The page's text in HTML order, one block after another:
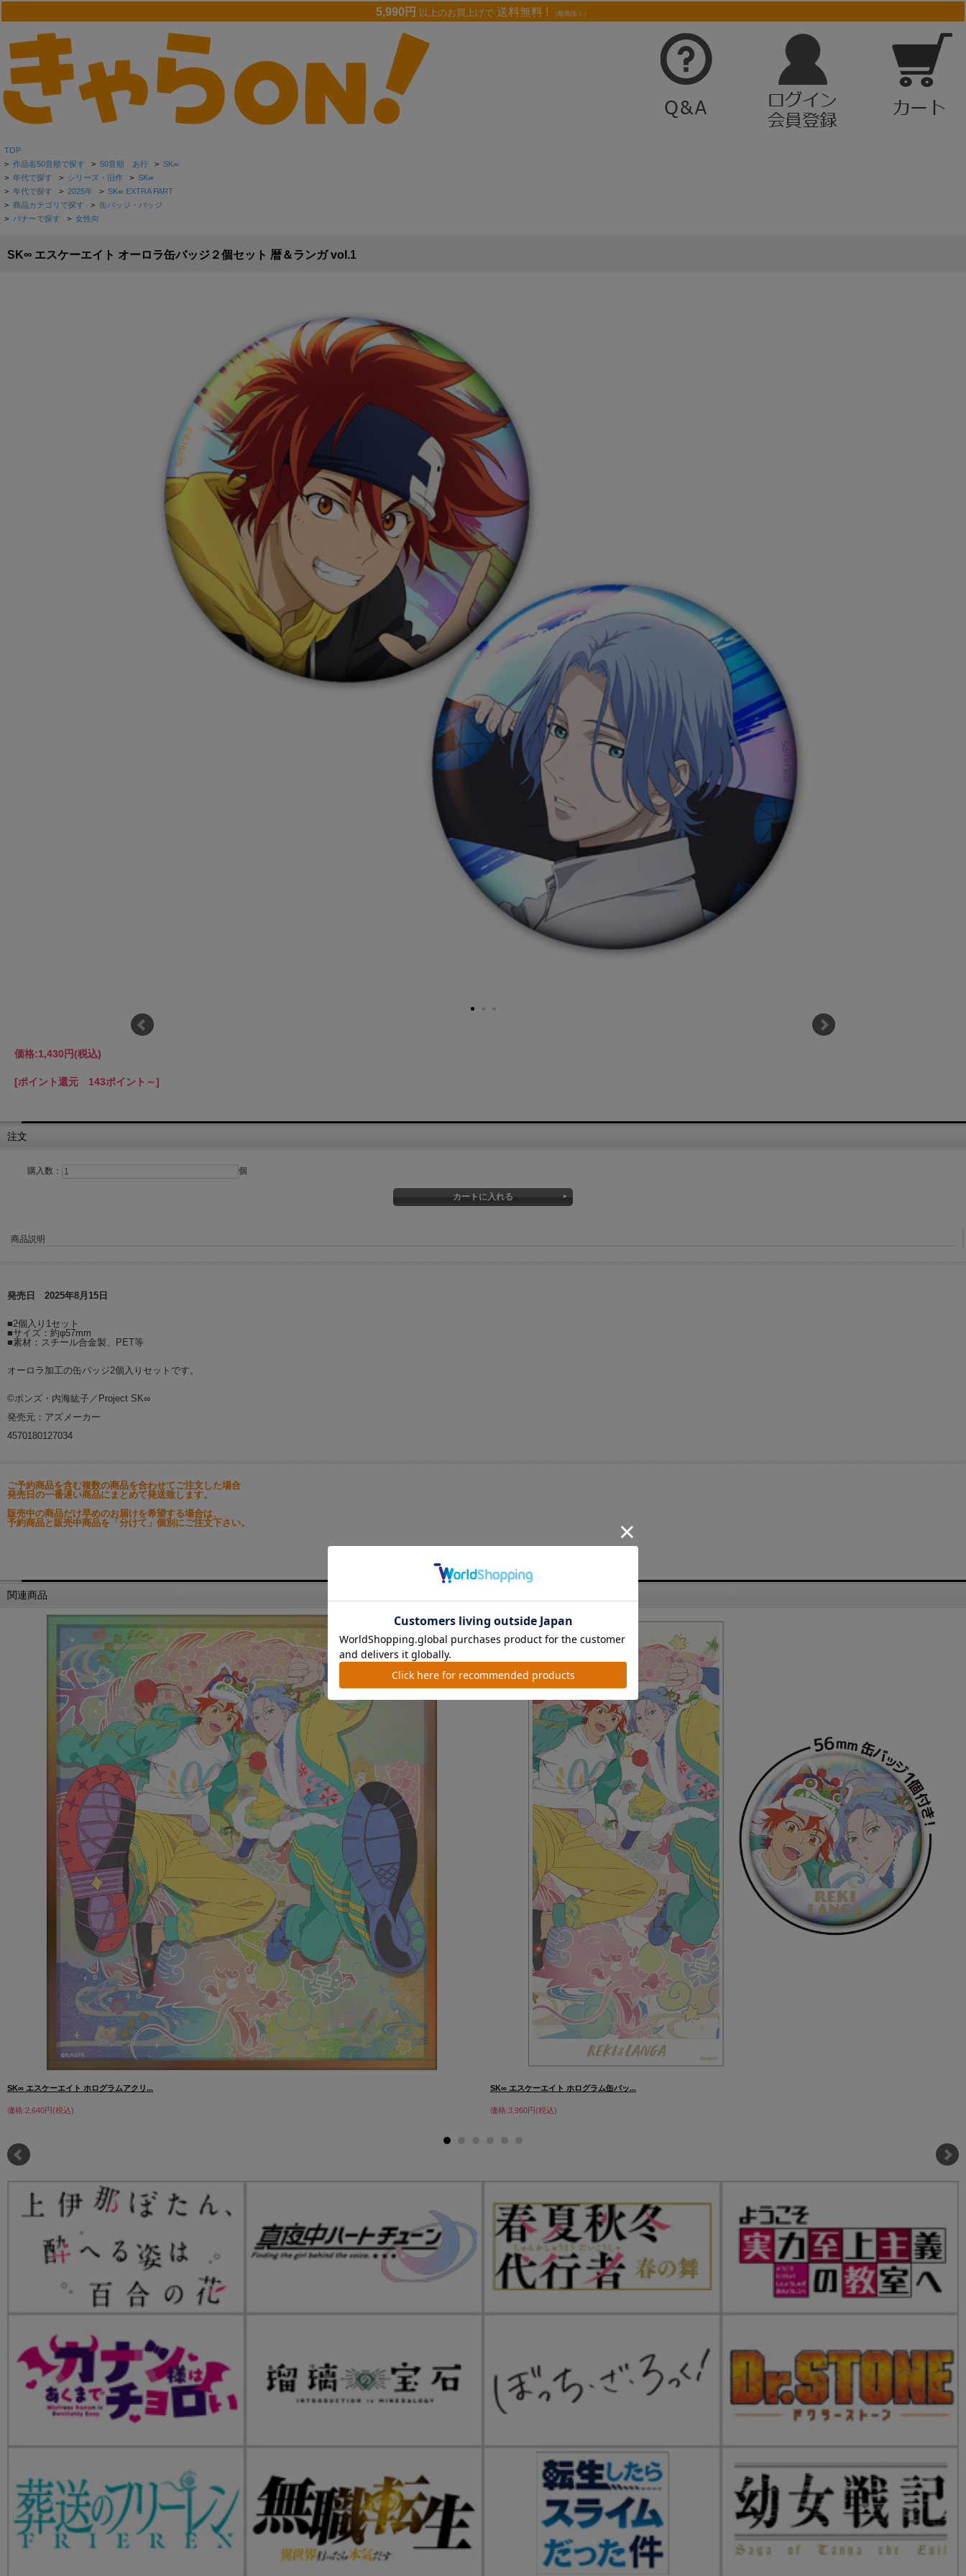
5,990円 以上のお買上げで 送料無料 ! （離島除く）
TOP
> 作品名50音順で探す > 50音順 あ行 > SK∞
> 年代で探す > シリーズ・旧作 > SK∞
> 年代で探す > 2025年 > SK∞ EXTRA PART
> 商品カテゴリで探す > 缶バッジ・バッジ
> バナーで探す > 女性向
SK∞ エスケーエイト オーロラ缶バッジ２個セット 暦＆ランガ vol.1
価格:1,430円(税込)
[ポイント還元 143ポイント～]
注文
購入数： 個
商品説明
発売日 2025年8月15日
■2個入り1セット
■サイズ：約φ57mm
■素材：スチール合金製、PET等
オーロラ加工の缶バッジ2個入りセットです。
©ボンズ・内海紘子／Project SK∞
発売元：アズメーカー
4570180127034
ご予約商品を含む複数の商品を合わせてご注文した場合
発売日の一番遅い商品にまとめて発送致します。
販売中の商品だけ早めのお届けを希望する場合は、
予約商品と販売中商品を「分けて」個別にご注文下さい。
関連商品
SK∞ エスケーエイト ホログラムアクリ...
価格:2,640円(税込)
SK∞ エスケーエイト ホログラム缶バッ...
価格:3,960円(税込)